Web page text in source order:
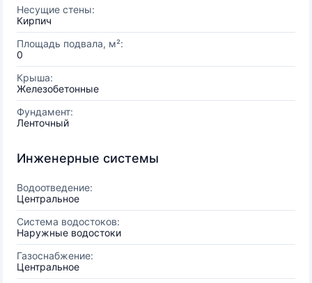
Несущие стены:
Кирпич
Площадь подвала, м²:
0
Крыша:
Железобетонные
Фундамент:
Ленточный
Инженерные системы
Водоотведение:
Центральное
Система водостоков:
Наружные водостоки
Газоснабжение:
Центральное